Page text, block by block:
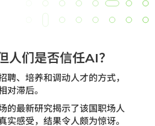
人们是否信任AI？
聘、培养和调动人才的方式，
对滞后。​
的最新研究揭示了该国职场人
实感受，结果令人颇为惊讶。